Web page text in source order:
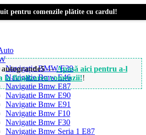
pentru comenzile plătite cu cardul!
Navigație BMW E39
Navigatie Bmw E46
Navigatie Bmw E87
Navigatie Bmw E90
Navigatie Bmw E91
Navigatie Bmw F10
Navigatie Bmw F30
Navigatie Bmw Seria 1 E87
autogrande5—Apasă aici pentru a-l
la finalizarea comenzii!!